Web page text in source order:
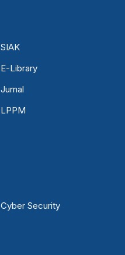
SIAK
E-Library
Jurnal
LPPM
Cyber Security